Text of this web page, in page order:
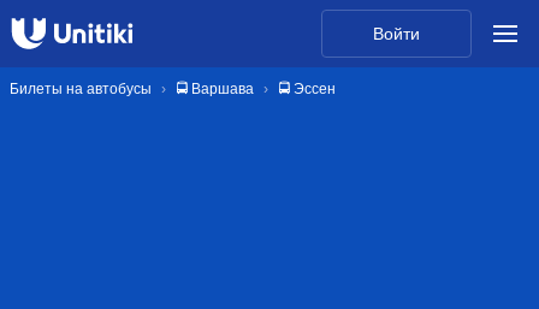
Войти
Билеты на автобусы 🚍 Варшава 🚍 Эссен